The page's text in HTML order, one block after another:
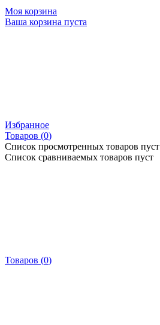
Моя корзина
Ваша корзина пуста
Избранное
Товаров (0)
Список просмотренных товаров пуст
Список сравниваемых товаров пуст
Товаров (0)